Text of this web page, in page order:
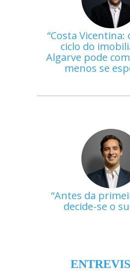
Costa Vicentina:
ciclo do
Algarve pode
menos se
Antes da
decide-se o